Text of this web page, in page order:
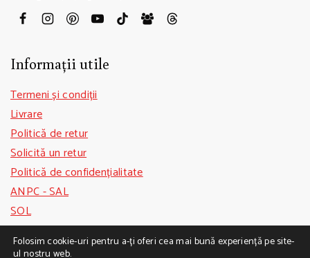
Informații utile
Termeni și condiții
Livrare
Politică de retur
Solicită un retur
Politică de confidențialitate
ANPC - SAL
SOL
GDPR
Folosim cookie-uri pentru a-ți oferi cea mai bună experiență pe site-
ul nostru web.